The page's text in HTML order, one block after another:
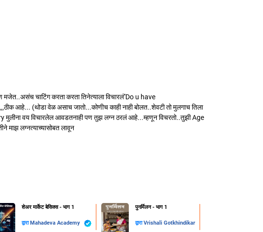
चाटिंग करता करता तिनेत्याला विचारलं''Do u have
(थोडा वेळ असाच जातो...कोणीच काही नाही बोलत..शेवटी तो मुलगाच तिला
वय विचारलेल आवडतनाही पण तुझ लग्न ठरलं आहे...म्हणून विचरतो..तुझी Age
माझ लग्नत्याच्यासोबत लावून
शेअर मार्केट बेसिक्स - भाग 1
द्वारा Mahadeva Academy
पुनर्मिलन - भाग 1
द्वाराVrishali Gotkhindikar